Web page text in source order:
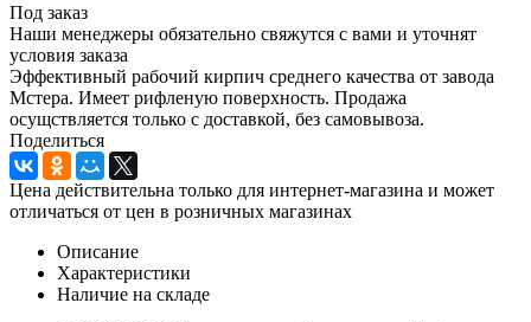
Под заказ
Наши менеджеры обязательно свяжутся с вами и уточнят
условия заказа
Эффективный рабочий кирпич среднего качества от завода
Мстера. Имеет рифленую поверхность. Продажа
осущствляется только с доставкой, без самовывоза.
Поделиться
Цена действительна только для интернет-магазина и может
отличаться от цен в розничных магазинах
Описание
Характеристики
Наличие на складе